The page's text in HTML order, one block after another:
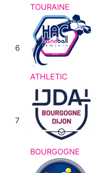
TOURAINE
6
ATHLETIC
7
BOURGOGNE